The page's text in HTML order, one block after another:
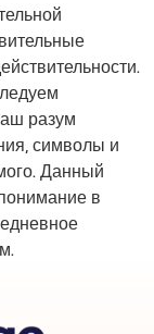
разум
символы и
Данный
в